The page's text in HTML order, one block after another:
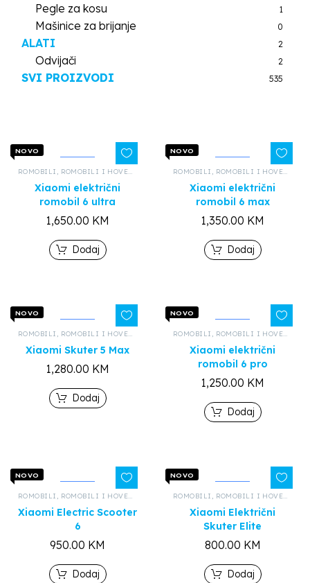
Pegle za kosu 1
Mašinice za brijanje 0
ALATI 2
Odvijači 2
SVI PROIZVODI 535
NOVO
ROMOBILI ROMOBILI I HOVERBOARDOVI ,SVI PROIZVODI
Xiaomi električni
romobil 6 ultra
1,650.00 KM
Dodaj
NOVO
ROMOBILI ROMOBILI I HOVERBOARDOVI
Xiaomi električni
romobil 6 max
1,350.00 KM
Dodaj
NOVO
ROMOBILI ROMOBILI I HOVERBOARDOVI ,SVI PROIZVODI
Xiaomi Skuter 5 Max
1,280.00 KM
Dodaj
NOVO
ROMOBILI ROMOBILI I HOVERBOARDOVI
Xiaomi električni
romobil 6 pro
1,250.00 KM
Dodaj
NOVO
ROMOBILI ROMOBILI I HOVERBOARDOVI ,SVI PROIZVODI
Xiaomi Electric Scooter
6
950.00 KM
Dodaj
NOVO
ROMOBILI ROMOBILI I HOVERBOARDOVI
Xiaomi Električni
Skuter Elite
800.00 KM
Dodaj